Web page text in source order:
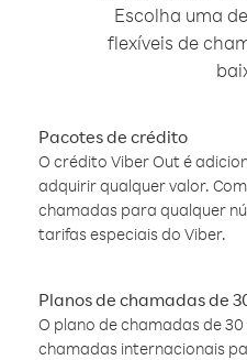
Escolha uma
flexíveis de
Pacotes de crédito
O crédito Viber Out é
adquirir qualquer valor.
chamadas para qualquer
tarifas especiais do Viber.
Planos de chamadas de
O plano de chamadas de
chamadas internacionais